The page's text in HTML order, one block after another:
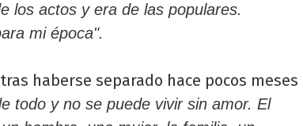
los actos y era de las populares.
mi época".
haberse separado hace pocos meses
todo y no se puede vivir sin amor. El